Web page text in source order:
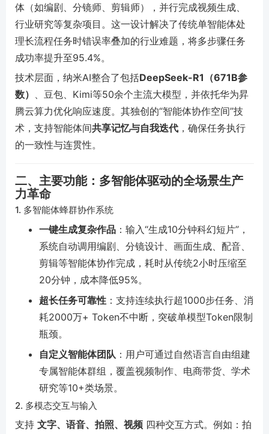
体（如编剧、分镜师、剪辑师），并行完成视频生成、
行业研究等复杂项目。这一设计解决了传统单智能体处
理长流程任务时错误率叠加的行业难题，将多步骤任务
成功率提升至95.4%。
技术层面，纳米AI整合了包括DeepSeek-R1（671B参
数）
、豆包、Kimi等50余个主流大模型，并依托华为昇
腾云算力优化响应速度。其独创的“智能体协作空间”技
术，支持智能体间共享记忆与自我迭代 ，确保任务执行
的一致性与连贯性。
二、主要功能：多智能体驱动的全场景生产
力革命
1. 多智能体蜂群协作系统
一键生成复杂作品 ：输入“生成10分钟科幻短片”，
系统自动调用编剧、分镜设计、画面生成、配音、
剪辑等智能体协作完成，耗时从传统2小时压缩至
20分钟，成本降低95%。
超长任务可靠性 ：支持连续执行超1000步任务、消
耗2000万+ Token不中断，突破单模型Token限制
瓶颈。
自定义智能体团队 ：用户可通过自然语言自由组建
专属智能体群组，覆盖视频制作、电商带货、学术
研究等10+类场景。
2. 多模态交互与输入
支持 文字、语音、拍照、视频 四种交互方式。例如：拍